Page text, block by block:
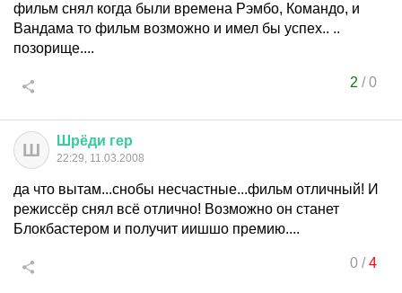
фильм снял когда были времена Рэмбо, Командо, и
Вандама то фильм возможно и имел бы успех.. ..
позорище....
2 /0
Ш Шрёди гер
22:29, 11.03.2008
да что вытам...снобы несчастные...фильм отличный! И
режиссёр снял всё отлично! Возможно он станет
Блокбастером и получит иишшо премию....
0/4